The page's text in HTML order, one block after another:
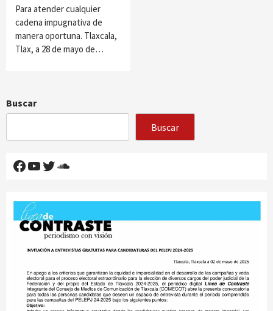
Para atender cualquier
cadena impugnativa de
manera oportuna. Tlaxcala,
Tlax, a 28 de mayo de…
Buscar
Buscar
Facebook
YouTube
Twitter
SoundCloud